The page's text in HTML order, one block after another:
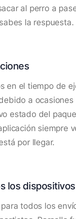
al perro a
la respuesta.
en el tiempo de
a ocasiones
estado del
siempre
por llegar.
los dispositivos
todos los